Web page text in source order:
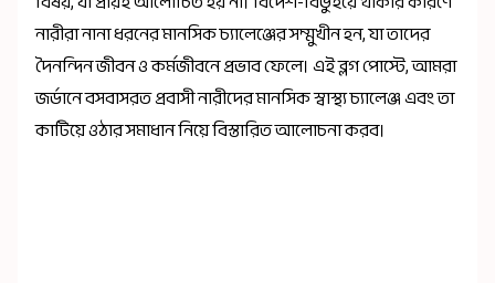
নারীরা নানা ধরনের মানসিক চ্যালেঞ্জের সম্মুখীন হন, যা তাদের
দৈনন্দিন জীবন ও কর্মজীবনে প্রভাব ফেলে। এই ব্লগ পোস্টে, আমরা
জর্ডানে বসবাসরত প্রবাসী নারীদের মানসিক স্বাস্থ্য চ্যালেঞ্জ এবং তা
কাটিয়ে ওঠার সমাধান নিয়ে বিস্তারিত আলোচনা করব।